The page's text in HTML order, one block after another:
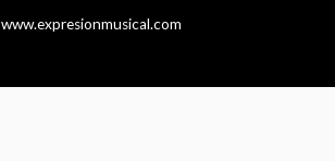
www.expresionmusical.com